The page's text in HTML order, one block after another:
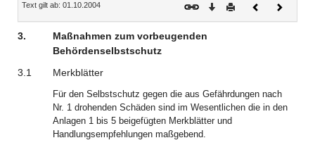
Text gilt ab: 01.10.2004
Download
DruckenVorheriges
3.
Maßnahmen zum vorbeugenden
Behördenselbstschutz
3.1
Merkblätter
Für den Selbstschutz gegen die aus Gefährdungen nach
Nr. 1 drohenden Schäden sind im Wesentlichen die in den
Anlagen 1 bis 5 beigefügten Merkblätter und
Handlungsempfehlungen maßgebend.